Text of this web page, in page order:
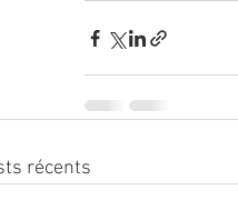
récents